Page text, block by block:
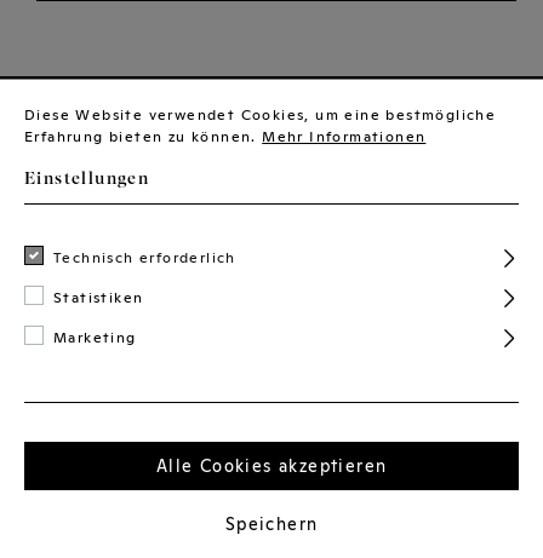
Newsletter
Kontakt
Account
Diese Website verwendet Cookies, um eine bestmögliche
Erfahrung bieten zu können. Mehr Informationen
Einstellungen
Technisch erforderlich
Statistiken
Marketing
Alle Cookies akzeptieren
Speichern